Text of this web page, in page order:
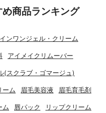
商品ランキング
ンワンジェル・クリーム
アイメイクリムーバー
(スクラブ・ゴマージュ)
ーム 眉毛美容液 眉毛育毛剤
ム 唇パック リップクリーム